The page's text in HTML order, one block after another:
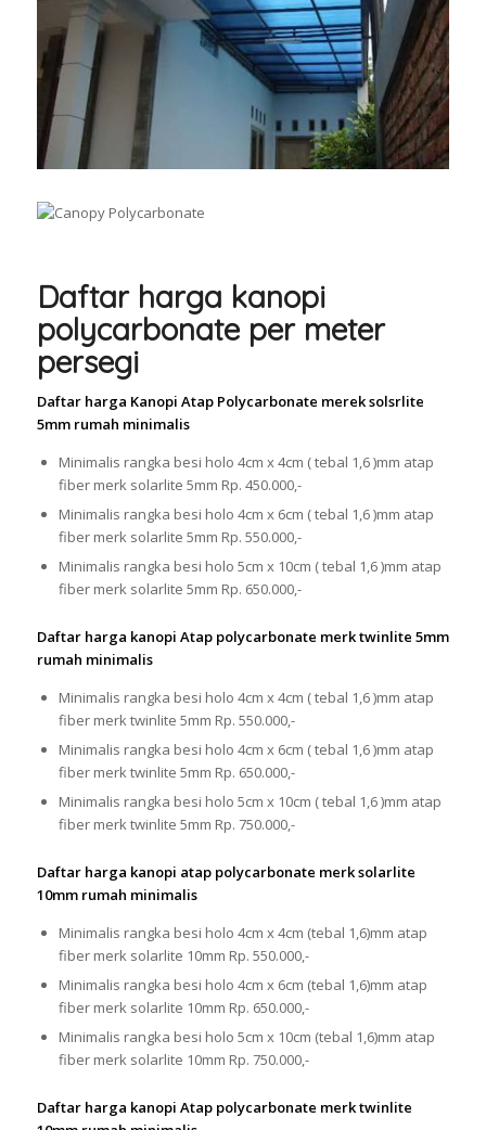
Daftar harga kanopi
polycarbonate per meter
persegi
Daftar harga Kanopi Atap Polycarbonate merek solsrlite
5mm rumah minimalis
Minimalis rangka besi holo 4cm x 4cm ( tebal 1,6 )mm atap
fiber merk solarlite 5mm Rp. 450.000,-
Minimalis rangka besi holo 4cm x 6cm ( tebal 1,6 )mm atap
fiber merk solarlite 5mm Rp. 550.000,-
Minimalis rangka besi holo 5cm x 10cm ( tebal 1,6 )mm atap
fiber merk solarlite 5mm Rp. 650.000,-
Daftar harga kanopi Atap polycarbonate merk twinlite 5mm
rumah minimalis
Minimalis rangka besi holo 4cm x 4cm ( tebal 1,6 )mm atap
fiber merk twinlite 5mm Rp. 550.000,-
Minimalis rangka besi holo 4cm x 6cm ( tebal 1,6 )mm atap
fiber merk twinlite 5mm Rp. 650.000,-
Minimalis rangka besi holo 5cm x 10cm ( tebal 1,6 )mm atap
fiber merk twinlite 5mm Rp. 750.000,-
Daftar harga kanopi atap polycarbonate merk solarlite
10mm rumah minimalis
Minimalis rangka besi holo 4cm x 4cm (tebal 1,6)mm atap
fiber merk solarlite 10mm Rp. 550.000,-
Minimalis rangka besi holo 4cm x 6cm (tebal 1,6)mm atap
fiber merk solarlite 10mm Rp. 650.000,-
Minimalis rangka besi holo 5cm x 10cm (tebal 1,6)mm atap
fiber merk solarlite 10mm Rp. 750.000,-
Daftar harga kanopi Atap polycarbonate merk twinlite